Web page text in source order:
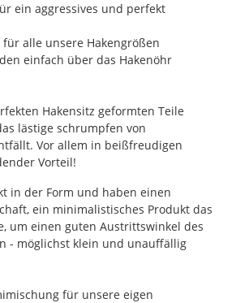
ein aggressives und perfekt
alle unsere Hakengrößen
einfach über das Hakenöhr
Hakensitz geformten Teile
lästige schrumpfen von
Vor allem in beißfreudigen
Vorteil!
in der Form und haben einen
ein minimalistisches Produkt das
um einen guten Austrittswinkel des
- möglichst klein und unauffällig
für unsere eigen